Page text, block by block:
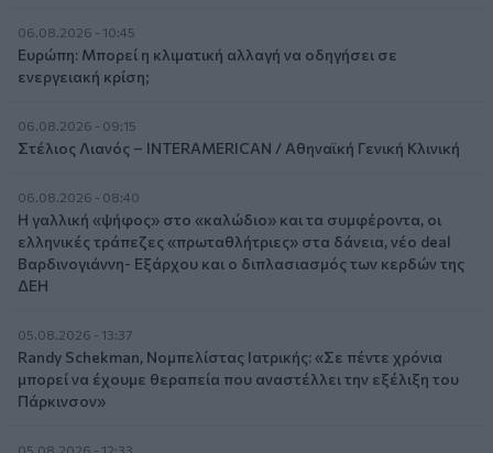
06.08.2026 - 10:45
Ευρώπη: Μπορεί η κλιματική αλλαγή να οδηγήσει σε
ενεργειακή κρίση;
06.08.2026 - 09:15
Στέλιος Λιανός – INTERAMERICAN / Αθηναϊκή Γενική Κλινική
06.08.2026 - 08:40
Η γαλλική «ψήφος» στο «καλώδιο» και τα συμφέροντα, οι
ελληνικές τράπεζες «πρωταθλήτριες» στα δάνεια, νέο deal
Βαρδινογιάννη- Εξάρχου και ο διπλασιασμός των κερδών της
ΔΕΗ
05.08.2026 - 13:37
Randy Schekman, Νομπελίστας Ιατρικής: «Σε πέντε χρόνια
μπορεί να έχουμε θεραπεία που αναστέλλει την εξέλιξη του
Πάρκινσον»